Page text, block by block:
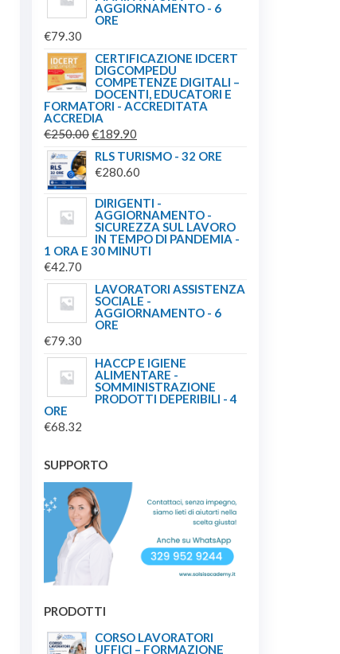
AGGIORNAMENTO - 6
ORE
€79.30
CERTIFICAZIONE IDCERT
DIGCOMPEDU
COMPETENZE DIGITALI –
DOCENTI, EDUCATORI E
FORMATORI - ACCREDITATA
ACCREDIA
€250.00IL
PREZZO
ORIGINALE
€250.00.
€189.90
PREZZO
ATTUALE
€189.90.
RLS TURISMO - 32 ORE
€280.60
DIRIGENTI -
AGGIORNAMENTO -
SICUREZZA SUL LAVORO
IN TEMPO DI PANDEMIA -
1 ORA E 30 MINUTI
€42.70
LAVORATORI ASSISTENZA
SOCIALE -
AGGIORNAMENTO - 6
ORE
€79.30
HACCP E IGIENE
ALIMENTARE -
SOMMINISTRAZIONE
PRODOTTI DEPERIBILI - 4
ORE
€68.32
SUPPORTO
PRODOTTI
CORSO LAVORATORI
UFFICI – FORMAZIONE